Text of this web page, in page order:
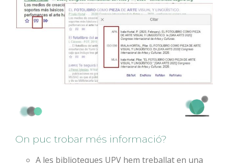
On puc trobar més informació?
A les biblioteques UPV hem treballat en una